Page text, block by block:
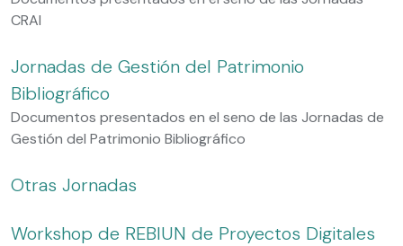
CRAI
Jornadas de Gestión del Patrimonio
Bibliográfico
Documentos presentados en el seno de las Jornadas de
Gestión del Patrimonio Bibliográfico
Otras Jornadas
Workshop de REBIUN de Proyectos Digitales